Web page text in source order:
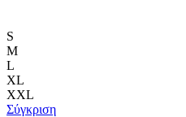
να
S
M
L
XL
XXL
Σύγκριση